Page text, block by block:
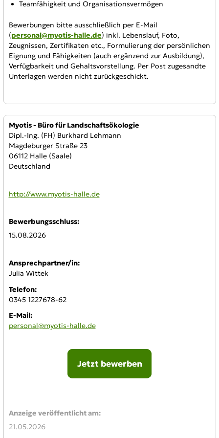
Teamfähigkeit und Organisationsvermögen
Bewerbungen bitte ausschließlich per E-Mail
(personal@myotis-halle.de) inkl. Lebenslauf, Foto,
Zeugnissen, Zertifikaten etc., Formulierung der persönlichen
Eignung und Fähigkeiten (auch ergänzend zur Ausbildung),
Verfügbarkeit und Gehaltsvorstellung. Per Post zugesandte
Unterlagen werden nicht zurückgeschickt.
Anbieter:
Myotis - Büro für Landschaftsökologie
Dipl.-Ing. (FH) Burkhard Lehmann
Magdeburger Straße 23
06112 Halle (Saale)
Deutschland
WWW:
http://www.myotis-halle.de
Bewerbungsschluss:
15.08.2026
Ansprechpartner/in:
Julia Wittek
Telefon:
0345 1227678-62
E-Mail:
personal@myotis-halle.de
Jetzt bewerben
Anzeige veröffentlicht am:
21.05.2026